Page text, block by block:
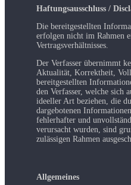
Haftungsausschluss /
Die bereitgestellten
erfolgen nicht im Rahmen
Vertragsverhältnisses.
Der Verfasser übernimmt
Aktualität, Korrektheit,
bereitgestellten
den Verfasser, welche sich
ideeller Art beziehen, die
dargebotenen
fehlerhafter und
verursacht wurden, sind
zulässigen Rahmen
Allgemeines